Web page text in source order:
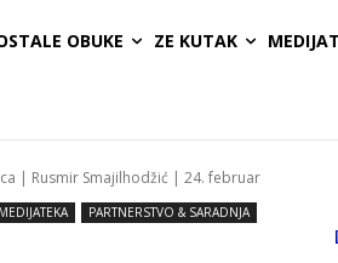
OBUKE ZE KUTAK
| Rusmir Smajilhodžić | 24. februar
MEDIJATEKA
PARTNERSTVO & SARADNJA